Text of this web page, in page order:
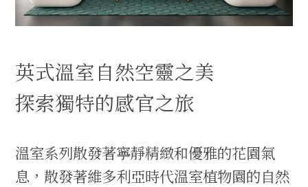
英式溫室自然空靈之美
探索獨特的感官之旅
溫室系列散發著寧靜精緻和優雅的花園氣
息，散發著維多利亞時代溫室植物園的自然